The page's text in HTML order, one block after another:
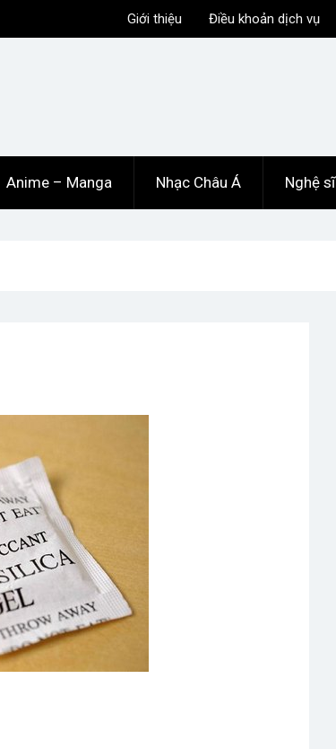
Giới thiệu Điều khoản dịch vụ
Anime – Manga Nhạc Châu Á Nghệ sĩ